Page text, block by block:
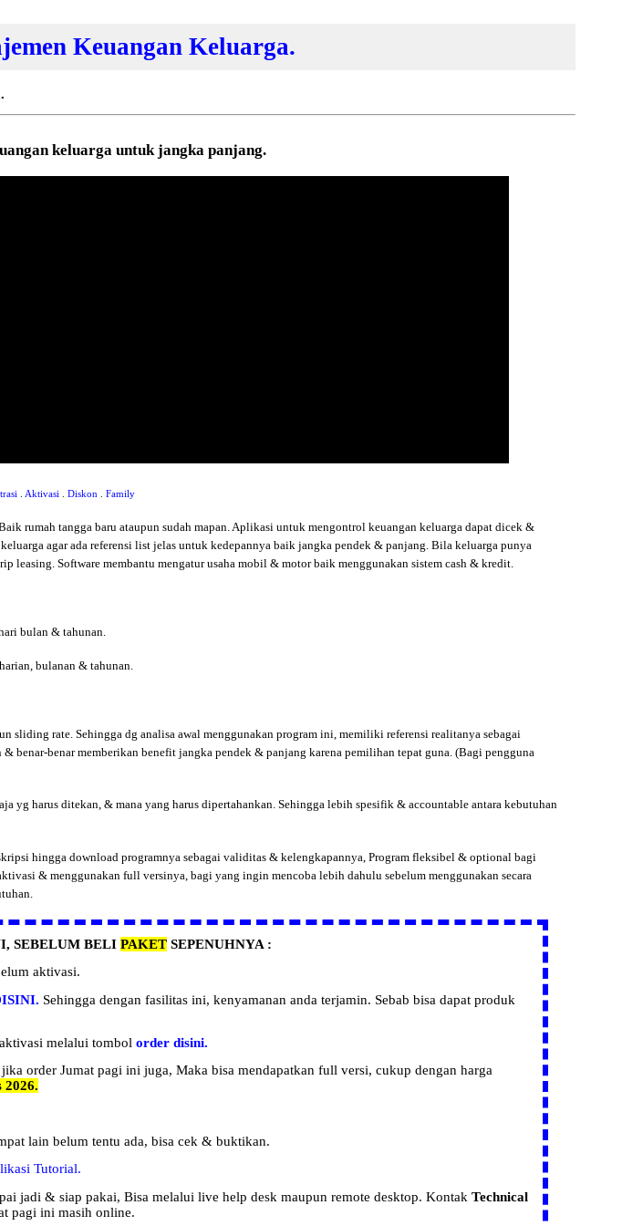
Keuangan Keluarga.
keluarga untuk jangka panjang.
Aktivasi Diskon Family
rumah tangga baru ataupun sudah mapan. Aplikasi untuk mengontrol keuangan keluarga dapat dicek &
agar ada referensi list jelas untuk kedepannya baik jangka pendek & panjang. Bila keluarga punya
leasing. Software membantu mengatur usaha mobil & motor baik menggunakan sistem cash & kredit.
bulan & tahunan.
bulanan & tahunan.
rate. Sehingga dg analisa awal menggunakan program ini, memiliki referensi realitanya sebagai
benar-benar memberikan benefit jangka pendek & panjang karena pemilihan tepat guna. (Bagi pengguna
yg harus ditekan, & mana yang harus dipertahankan. Sehingga lebih spesifik & accountable antara kebutuhan
hingga download programnya sebagai validitas & kelengkapannya, Program fleksibel & optional bagi
& menggunakan full versinya, bagi yang ingin mencoba lebih dahulu sebelum menggunakan secara
SEBELUM BELI PAKET SEPENUHNYA :
aktivasi.
Sehingga dengan fasilitas ini, kenyamanan anda terjamin. Sebab bisa dapat produk
melalui tombol order disini.
order Jumat pagi ini juga, Maka bisa mendapatkan full versi, cukup dengan harga
2026.
lain belum tentu ada, bisa cek & buktikan.
Tutorial.
jadi & siap pakai, Bisa melalui live help desk maupun remote desktop. Kontak Technical
pagi ini masih online.